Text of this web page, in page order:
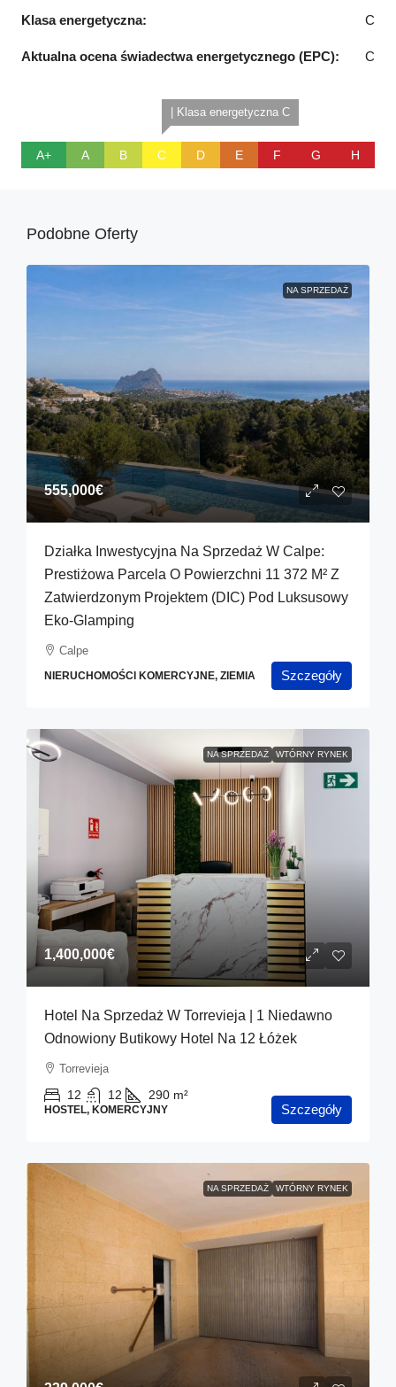
Klasa energetyczna: C
Aktualna ocena świadectwa energetycznego (EPC): C
A+ A B
| Klasa energetyczna C
C D E F G H
Podobne Oferty
NA SPRZEDAŻ
555,000€
Działka Inwestycyjna Na Sprzedaż W Calpe:
Prestiżowa Parcela O Powierzchni 11 372 M² Z
Zatwierdzonym Projektem (DIC) Pod Luksusowy
Eko-Glamping
Calpe
NIERUCHOMOŚCI KOMERCYJNE, ZIEMIA Szczegóły
NA SPRZEDAŻ WTÓRNY RYNEK
1,400,000€
Hotel Na Sprzedaż W Torrevieja | 1 Niedawno
Odnowiony Butikowy Hotel Na 12 Łóżek
Torrevieja
12 12 290 m²
HOSTEL, KOMERCYJNY Szczegóły
NA SPRZEDAŻ WTÓRNY RYNEK